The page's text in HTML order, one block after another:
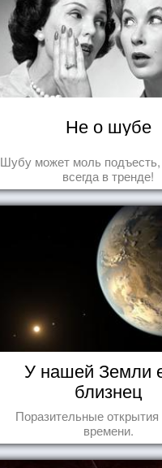
Не о шубе
Шубу может моль
всегда в тренде!
У нашей Земли
близнец
Поразительные
времени.